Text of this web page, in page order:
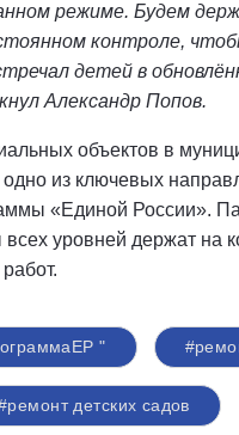
режиме. Будем
контроле,
детей в
Александр Попов.
объектов в
из ключевых
«Единой России».
всех уровней держат на
"
детских садов